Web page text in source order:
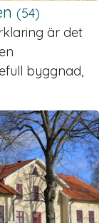
(54)
är det
byggnad,